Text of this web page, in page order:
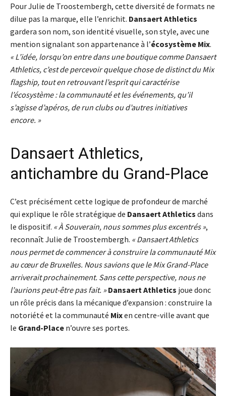
Pour Julie de Troostembergh, cette diversité de formats ne
dilue pas la marque, elle l’enrichit. Dansaert Athletics
gardera son nom, son identité visuelle, son style, avec une
mention signalant son appartenance à l’écosystème Mix.
« L’idée, lorsqu’on entre dans une boutique comme Dansaert
Athletics, c’est de percevoir quelque chose de distinct du Mix
flagship, tout en retrouvant l’esprit qui caractérise
l’écosystème : la communauté et les événements, qu’il
s’agisse d’apéros, de run clubs ou d’autres initiatives
encore. »
Dansaert Athletics,
antichambre du Grand-Place
C’est précisément cette logique de profondeur de marché
qui explique le rôle stratégique de Dansaert Athletics dans
le dispositif. « À Souverain, nous sommes plus excentrés »,
reconnaît Julie de Troostembergh. « Dansaert Athletics
nous permet de commencer à construire la communauté Mix
au cœur de Bruxelles. Nous savions que le Mix Grand-Place
arriverait prochainement. Sans cette perspective, nous ne
l’aurions peut-être pas fait. » Dansaert Athletics joue donc
un rôle précis dans la mécanique d’expansion : construire la
notoriété et la communauté Mixen centre-ville avant que
le Grand-Place n’ouvre ses portes.